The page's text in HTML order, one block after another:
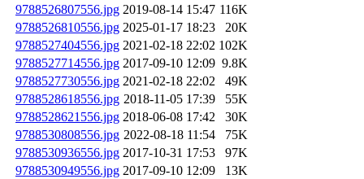
9788526807556.jpg 2019-08-14 15:47 116K
9788526810556.jpg 2025-01-17 18:23
20K
9788527404556.jpg 2021-02-18 22:02 102K
9788527714556.jpg 2017-09-10 12:09 9.8K
9788527730556.jpg 2021-02-18 22:02
49K
9788528618556.jpg 2018-11-05 17:39
55K
9788528621556.jpg 2018-06-08 17:42
30K
9788530808556.jpg 2022-08-18 11:54
75K
9788530936556.jpg 2017-10-31 17:53
97K
9788530949556.jpg 2017-09-10 12:09
13K